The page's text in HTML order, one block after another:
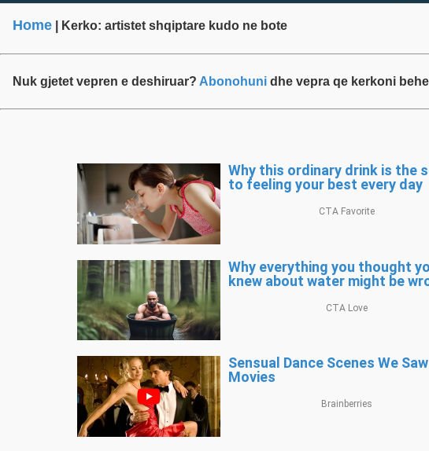
Home | Kerko: artistet shqiptare kudo ne bote
Nuk gjetet vepren e deshiruar? Abonohuni dhe vepra qe kerkoni